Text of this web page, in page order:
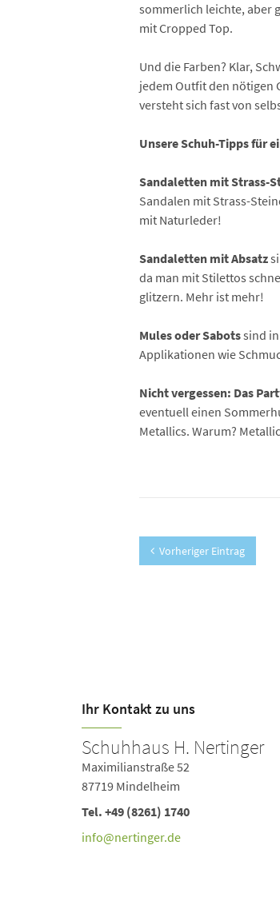
sommerlich leichte, aber
mit Cropped Top.
Und die Farben? Klar,
jedem Outfit den nötigen
versteht sich fast von
Unsere Schuh-Tipps für
Sandaletten mit Strass-
Sandalen mit Strass-
mit Naturleder!
Sandaletten mit Absatz
da man mit Stilettos
glitzern. Mehr ist mehr!
Mules oder Sabotssind
Applikationen wie
Nicht vergessen: Das
eventuell einen
Metallics. Warum?
Vorheriger Eintrag
Ihr Kontakt zu uns
Schuhhaus H. Nertinger
Maximilianstraße 52
87719 Mindelheim
Tel. +49 (8261) 1740
info@nertinger.de